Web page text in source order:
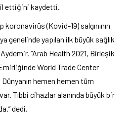
ettiğini kaydetti.
(Kovid-19) salgınının
genelinde yapılan ilk büyük sağlık
“Arab Health 2021, Birleşik
World Trade Center
hemen hemen tüm
Tıbbi cihazlar alanında büyük bir
dedi.